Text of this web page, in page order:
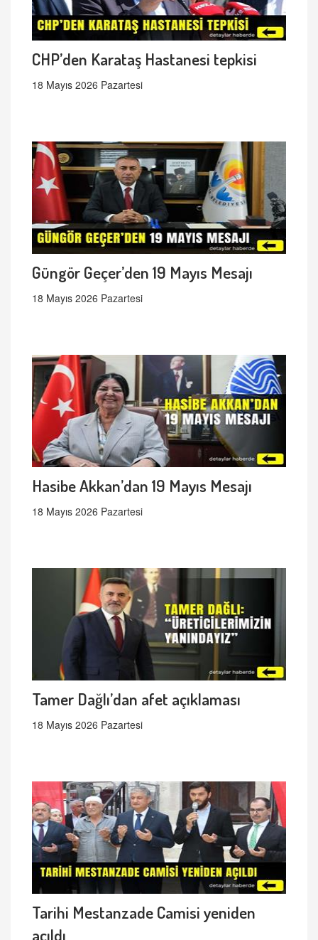
CHP’den Karataş Hastanesi tepkisi
18 Mayıs 2026 Pazartesi
Güngör Geçer’den 19 Mayıs Mesajı
18 Mayıs 2026 Pazartesi
Hasibe Akkan’dan 19 Mayıs Mesajı
18 Mayıs 2026 Pazartesi
Tamer Dağlı’dan afet açıklaması
18 Mayıs 2026 Pazartesi
Tarihi Mestanzade Camisi yeniden
açıldı